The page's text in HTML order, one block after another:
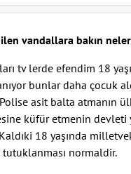
vandallara bakın
tv lerde efendim 18
bunlar daha çocuk
Polise asit balta atmanın
küfür etmenin devleti
18 yaşında
normaldir.